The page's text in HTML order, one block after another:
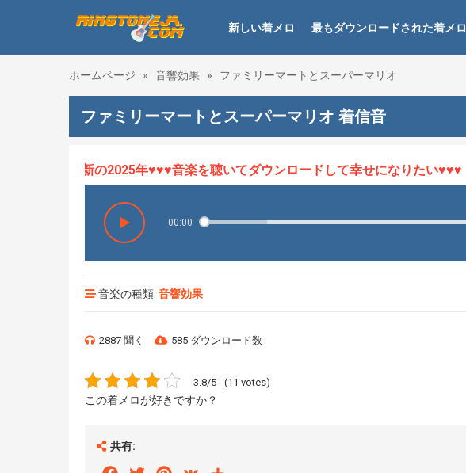
新しい着メロ 最もダウンロードされた着メロ
ホームページ » 音響効果 » ファミリーマートとスーパーマリオ
ファミリーマートとスーパーマリオ 着信音
HOT、最新の2025年♥♥♥音楽を聴いてダウンロードして幸せになりたい♥♥♥
00:00
音楽の種類: 音響効果
2887 聞く 585 ダウンロード数
3.8/5 - (11 votes)
この着メロが好きですか？
共有: